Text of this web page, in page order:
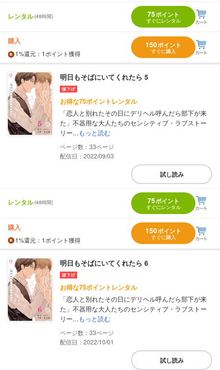
レンタル(48時間) 75ポイント
すぐにレンタル
購入
1%還元 ：1ポイント獲得
150ポイント
すぐに購入
明日もそばにいてくれたら 5
お得な75ポイントレンタル
「恋人と別れたその日にデリヘル呼んだら部下が来
た」不器用な大人たちのセンシティブ・ラブストー
リー...もっと読む
33
配信日：2022/09/03
試し読み
レンタル(48時間) 75ポイント
すぐにレンタル
購入
1%還元 ：1ポイント獲得
150ポイント
すぐに購入
明日もそばにいてくれたら 6
お得な75ポイントレンタル
「恋人と別れたその日にデリヘル呼んだら部下が来
た」不器用な大人たちのセンシティブ・ラブストー
リー...もっと読む
33
配信日：2022/10/01
試し読み